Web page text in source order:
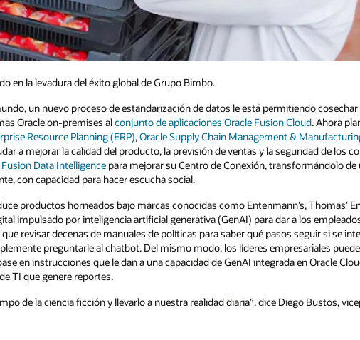
en la levadura del éxito global de Grupo Bimbo.
un nuevo proceso de estandarización de datos le está permitiendo
Oracle on-premises alconjunto de aplicaciones Oracle Fusion Cloud. Ahora
Resource Planning (ERP),Oracle Supply Chain Management &
a mejorar la calidad del producto, la previsión de ventas y la seguridad de los
Data Intelligence para mejorar su Centro de Conexión, transformándolo
con capacidad para hacer escucha social.
productos horneados bajo marcas conocidas como Entenmann’s, Thomas’
impulsado por inteligencia artificial generativa (GenAI) para dar a los
revisar decenas de manuales de políticas para saber qué pasos seguir si se
preguntarle al chatbot. Del mismo modo, los líderes empresariales
en instrucciones que le dan a una capacidad de GenAI integrada en Oracle
TI que genere reportes.
de la ciencia ficción y llevarlo a nuestra realidad diaria”, dice Diego Bustos,